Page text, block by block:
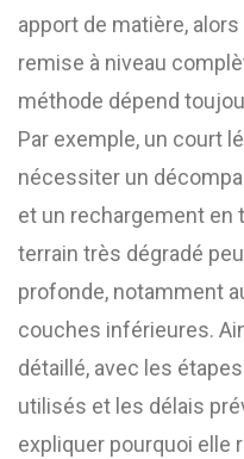
apport de matière,
remise à niveau
méthode dépend
Par exemple, un court
nécessiter un
et un rechargement en
terrain très dégradé
profonde, notamment
couches inférieures.
détaillé, avec les
utilisés et les délais
expliquer pourquoi elle